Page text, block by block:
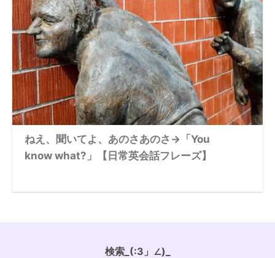
ねえ、聞いてよ、あのさあのさ→「You
know what?」【日常英会話フレーズ】
検索_(:3」∠)_